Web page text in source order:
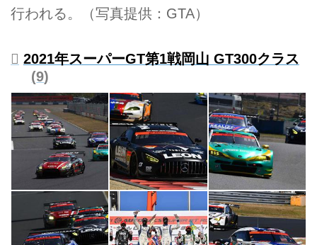
行われる。（写真提供：GTA）
2021年スーパーGT第1戦岡山 GT300クラス
9